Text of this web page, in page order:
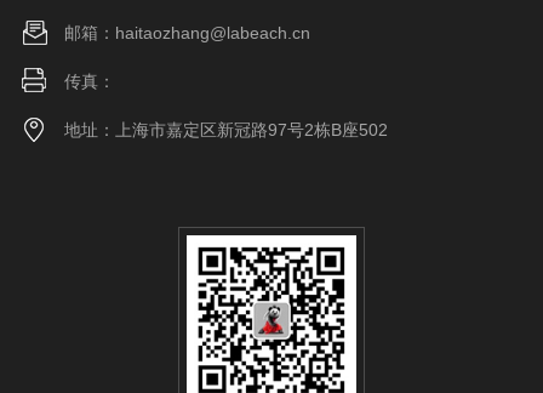
邮箱：haitaozhang@labeach.cn
传真：
地址：上海市嘉定区新冠路97号2栋B座502